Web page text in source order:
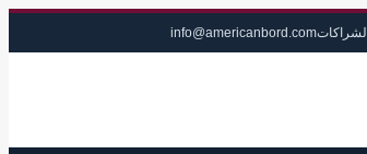
الشراكاتinfo@americanbord.com